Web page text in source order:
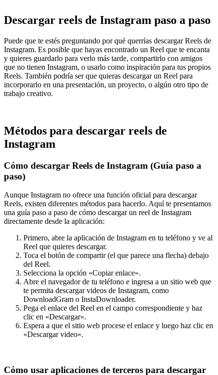
Descargar reels de Instagram paso a paso
Puede que te estés preguntando por qué querrías descargar Reels de
Instagram. Es posible que hayas encontrado un Reel que te encanta
y quieres guardarlo para verlo más tarde, compartirlo con amigos
que no tienen Instagram, o usarlo como inspiración para tus propios
Reels. También podría ser que quieras descargar un Reel para
incorporarlo en una presentación, un proyecto, o algún otro tipo de
trabajo creativo.
Métodos para descargar reels de
Instagram
Cómo descargar Reels de Instagram (Guía paso a
paso)
Aunque Instagram no ofrece una función oficial para descargar
Reels, existen diferentes métodos para hacerlo. Aquí te presentamos
una guía paso a paso de cómo descargar un reel de Instagram
directamente desde la aplicación:
Primero, abre la aplicación de Instagram en tu teléfono y ve al
Reel que quieres descargar.
Toca el botón de compartir (el que parece una flecha) debajo
del Reel.
Selecciona la opción «Copiar enlace».
Abre el navegador de tu teléfono e ingresa a un sitio web que
te permita descargar videos de Instagram, como
DownloadGram o InstaDownloader.
Pega el enlace del Reel en el campo correspondiente y haz
clic en «Descargar».
Espera a que el sitio web procese el enlace y luego haz clic en
«Descargar video».
Cómo usar aplicaciones de terceros para descargar